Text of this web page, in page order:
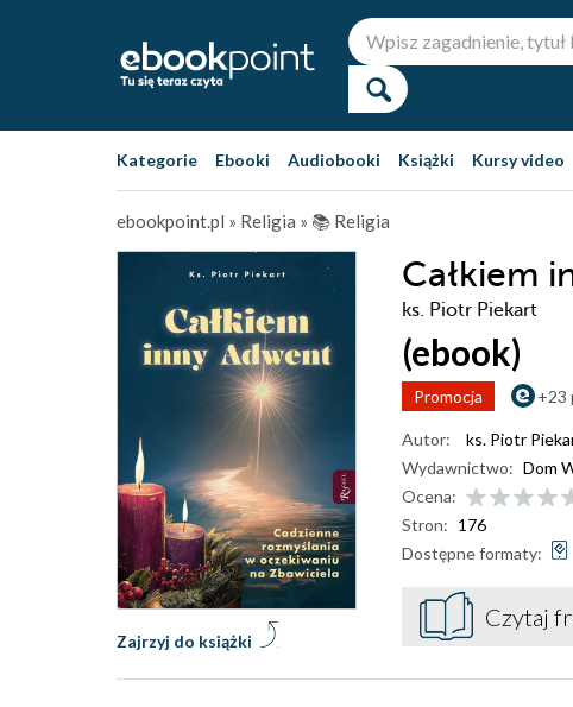
Kategorie Ebooki Audiobooki Książki Kursy video
ebookpoint.pl » Religia » 📚 Religia
Całkiem
ks. Piotr Piekart
(ebook)
Promocja +23
Zajrzyj do książki
Autor:
ks. Piotr
Wydawnictwo: Dom
Ocena:
Stron: 176
Dostępne formaty:
Czytaj